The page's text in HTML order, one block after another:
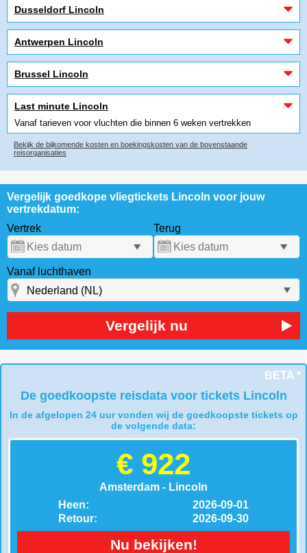
Dusseldorf Lincoln
Antwerpen Lincoln
Brussel Lincoln
Last minute Lincoln
Vanaf tarieven voor vluchten die binnen 6 weken vertrekken
Bekijk de bijkomende kosten en boekingskosten van de bovenstaande
reisorganisaties
Vergelijk goedkope vliegtickets Lincoln voor jouw
vertrekdatum:
Vertrek
Terug
Vanaf luchthaven
Vergelijk nu
BETA *
De goedkoopste reisdata voor tickets Lincoln
In de afgelopen 24 uur vonden wij de goedkoopste tickets op
de volgende data:
€ 922
Amsterdam - Lincoln
Heen:
Retour:
2026-09-01
2026-09-30
Nu bekijken!